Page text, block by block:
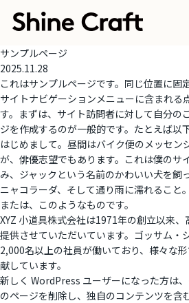
サンプルページ
2025.11.28
これはサンプルページです。同じ位置に固
サイトナビゲーションメニューに含まれる
す。まずは、サイト訪問者に対して自分の
ジを作成するのが一般的です。たとえば以
はじめまして。昼間はバイク便のメッセン
が、俳優志望でもあります。これは僕のサ
み、ジャックという名前のかわいい犬を飼
ニャコラーダ、そして通り雨に濡れること。
または、このようなものです。
XYZ 小道具株式会社は1971年の創立以来
提供させていただいています。ゴッサム・
2,000名以上の社員が働いており、様々な
献しています。
新しく WordPress ユーザーになった方は、
のページを削除し、独自のコンテンツを含